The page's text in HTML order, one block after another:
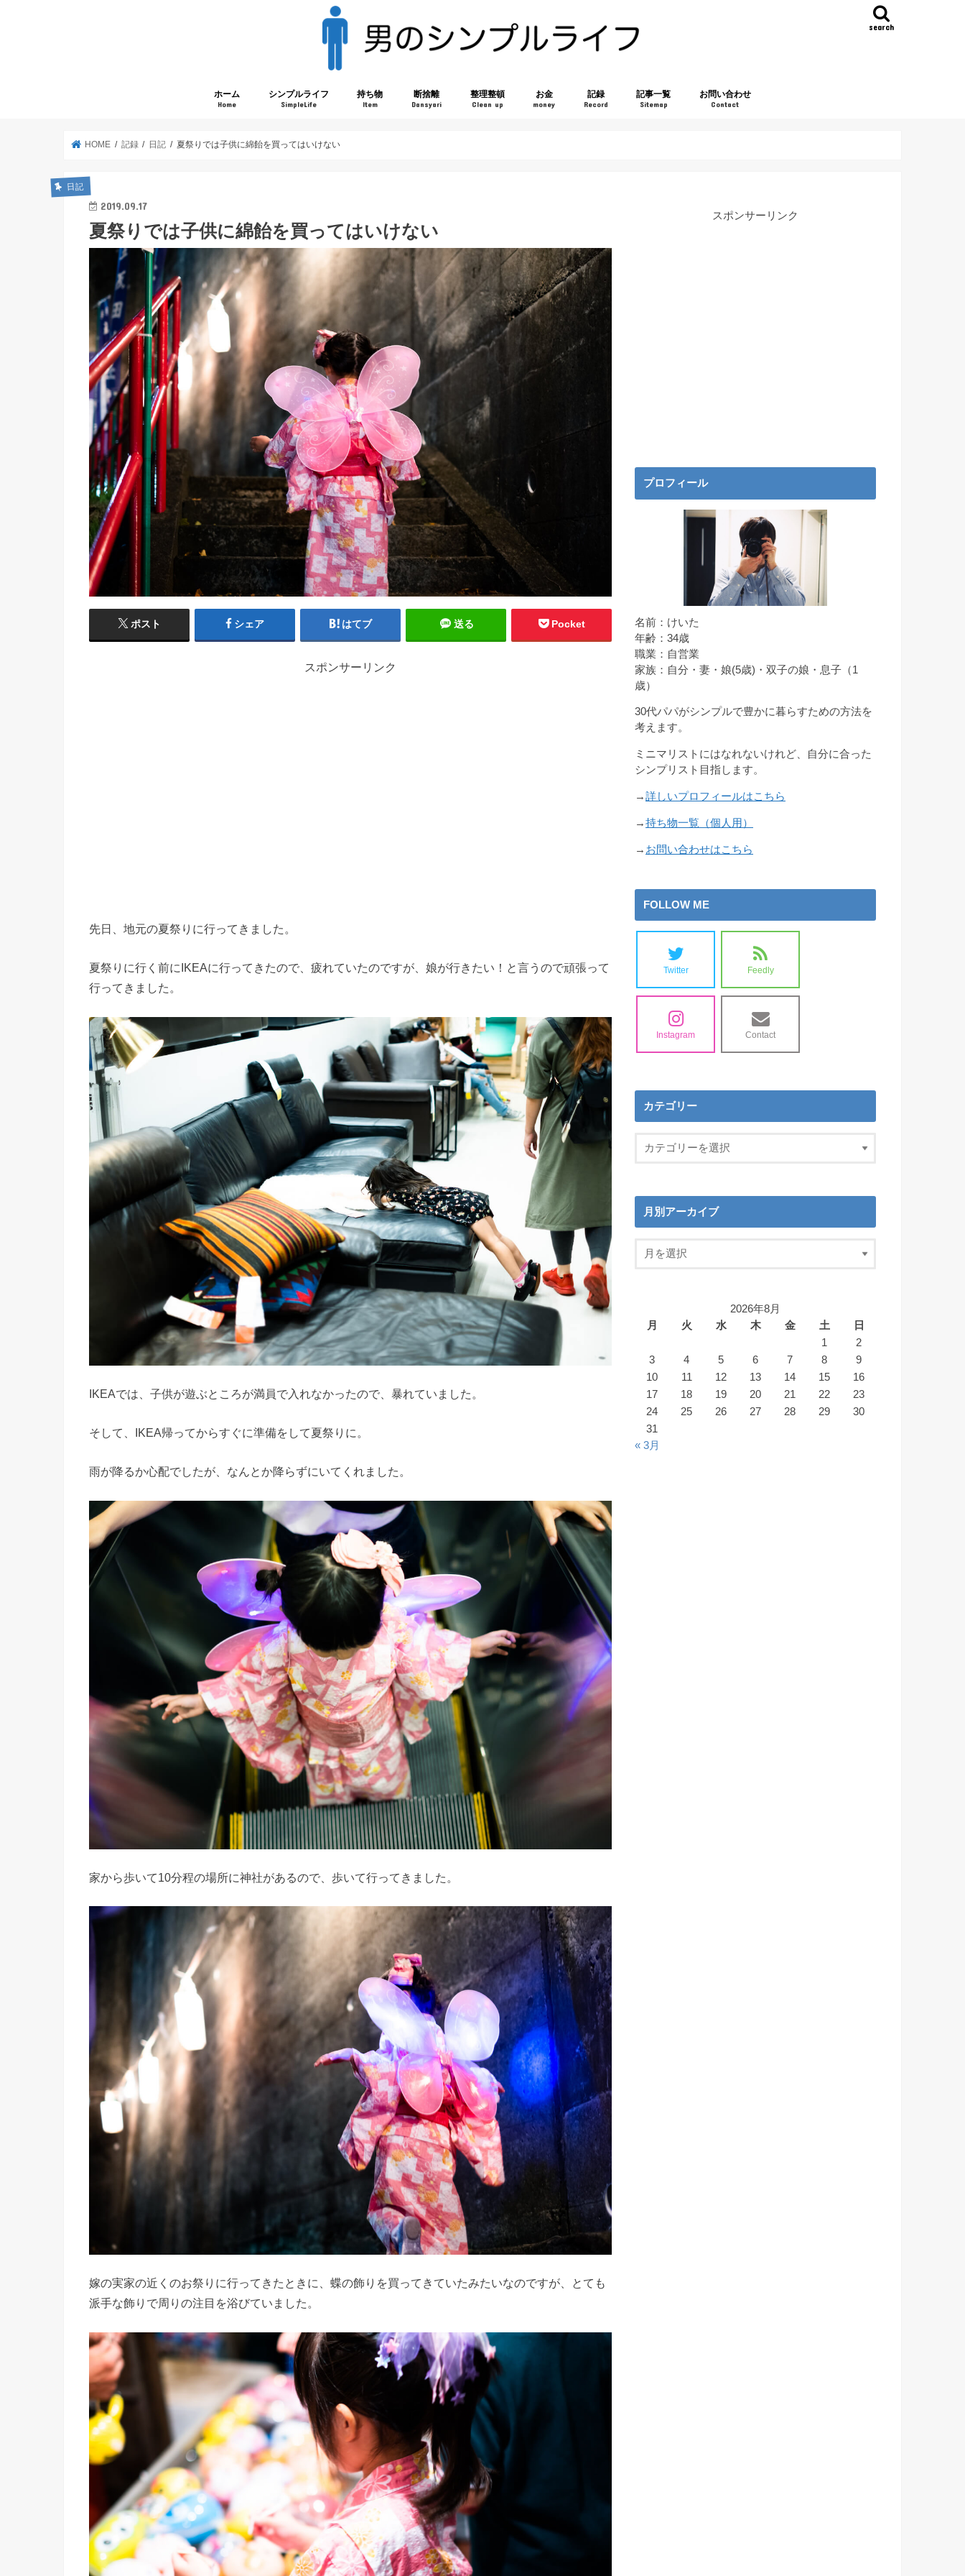
search
ホーム
Home
シンプルライフ
SimpleLife
持ち物
Item
断捨離
Dansyari
整理整頓
Clean up
お金
money
記録
Record
記事一覧
Sitemap
お問い合わせ
Contact
HOME 記録 日記 夏祭りでは子供に綿飴を買ってはいけない
日記
2019.09.17
夏祭りでは子供に綿飴を買ってはいけない
ポスト シェア はてブ 送る Pocket
スポンサーリンク
先日、地元の夏祭りに行ってきました。
夏祭りに行く前にIKEAに行ってきたので、疲れていたのですが、娘が行きたい！と言うので頑張って
行ってきました。
IKEAでは、子供が遊ぶところが満員で入れなかったので、暴れていました。
そして、IKEA帰ってからすぐに準備をして夏祭りに。
雨が降るか心配でしたが、なんとか降らずにいてくれました。
家から歩いて10分程の場所に神社があるので、歩いて行ってきました。
嫁の実家の近くのお祭りに行ってきたときに、蝶の飾りを買ってきていたみたいなのですが、とても
派手な飾りで周りの注目を浴びていました。
スポンサーリンク
プロフィール
名前：けいた
年齢：34歳
職業：自営業
家族：自分・妻・娘(5歳)・双子の娘・息子（1
歳）
30代パパがシンプルで豊かに暮らすための方法を
考えます。
ミニマリストにはなれないけれど、自分に合った
シンプリスト目指します。
→詳しいプロフィールはこちら
→持ち物一覧（個人用）
→ お問い合わせはこちら
FOLLOW ME
Twitter Feedly
Instagram Contact
カテゴリー
月別アーカイブ
2026年8月
月
火 水 木 金 土
日
1
2
3
4 5 6 7 8
9
10
11 12 13 14 15
16
17
18 19 20 21 22
23
24
25 26 27 28 29
30
31
« 3月